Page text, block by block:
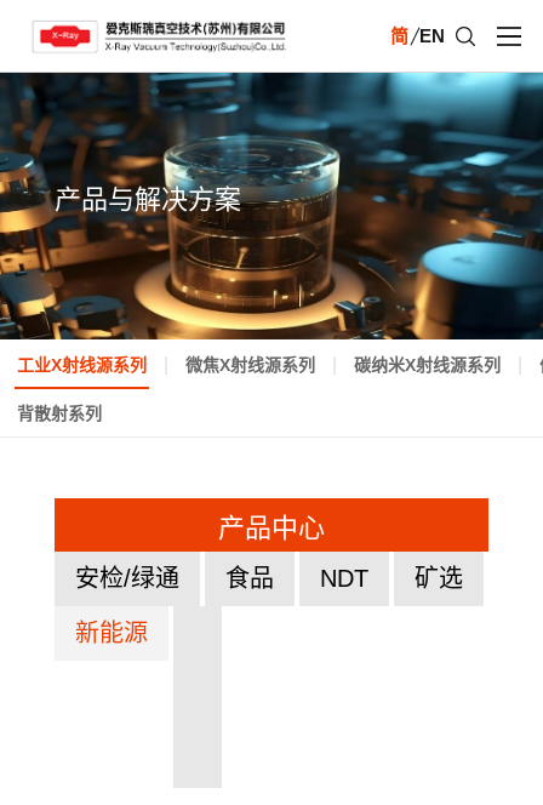
简 EN
产品与解决方案
工业X射线源系列 微焦X射线源系列 碳纳米X射线源系列
背散射系列
产品中心
安检/绿通 食品 NDT 矿选
新能源